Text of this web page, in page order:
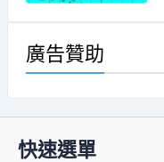
廣告贊助
快速選單